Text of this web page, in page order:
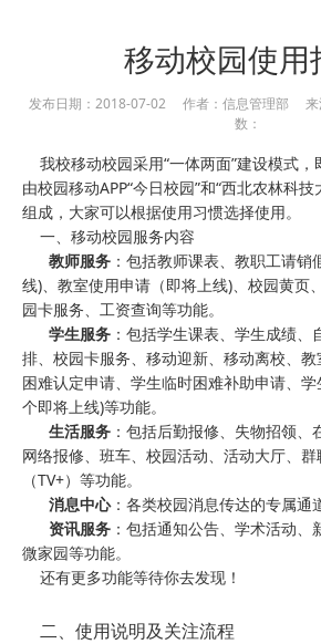
移动校园使用
发布日期：2018-07-02 作者：信息管理部
数：
我校移动校园采用“一体两面”建设模式，
由校园移动APP“今日校园”和“西北农林科
组成，大家可以根据使用习惯选择使用。
一、移动校园服务内容
教师服务 ：包括教师课表、教职工请
线)、教室使用申请（即将上线)、校园黄页
园卡服务、工资查询等功能。
学生服务 ：包括学生课表、学生成绩
排、校园卡服务、移动迎新、移动离校、
困难认定申请、学生临时困难补助申请、
个即将上线)等功能。
生活服务 ：包括后勤报修、失物招领、
网络报修、班车、校园活动、活动大厅、
（TV+）等功能。
消息中心：各类校园消息传达的专属通
资讯服务 ：包括通知公告、学术活动、
微家园等功能。
还有更多功能等待你去发现！
二、使用说明及关注流程